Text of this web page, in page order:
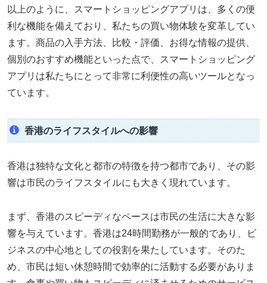
以上のように、スマートショッピングアプリは、多くの便
利な機能を備えており、私たちの買い物体験を変革してい
ます。商品の入手方法、比較・評価、お得な情報の提供、
個別のおすすめ機能といった点で、スマートショッピング
アプリは私たちにとって非常に利便性の高いツールとなっ
ています。
香港のライフスタイルへの影響
香港は独特な文化と都市の特徴を持つ都市であり、その影
響は市民のライフスタイルにも大きく現れています。
まず、香港のスピーディなペースは市民の生活に大きな影
響を与えています。香港は24時間勤務が一般的であり、ビ
ジネスの中心地としての役割を果たしています。そのた
め、市民は短い休憩時間で効率的に活動する必要がありま